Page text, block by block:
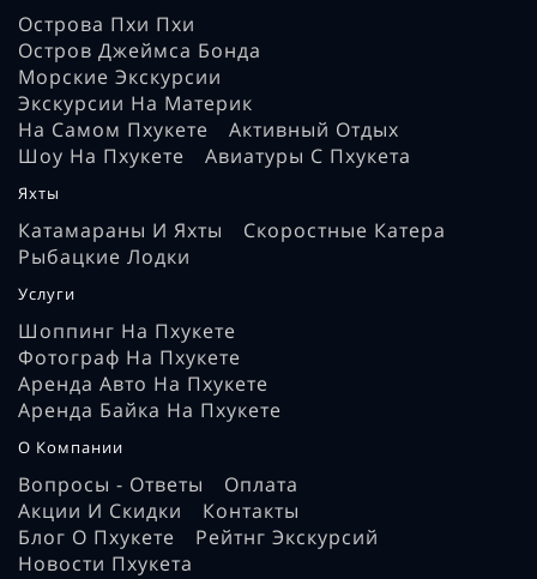
Острова Пхи Пхи
Остров Джеймса Бонда
Морские Экскурсии
Экскурсии На Материк
На Самом Пхукете
Активный Отдых
Шоу На Пхукете
Авиатуры С Пхукета
Яхты
Катамараны И Яхты
Скоростные Катера
Рыбацкие Лодки
Услуги
Шоппинг На Пхукете
Фотограф На Пхукете
Аренда Авто На Пхукете
Аренда Байка На Пхукете
О Компании
Вопросы - Ответы
Оплата
Акции И Скидки
Контакты
Блог О Пхукете
Рейтнг Экскурсий
Новости Пхукета